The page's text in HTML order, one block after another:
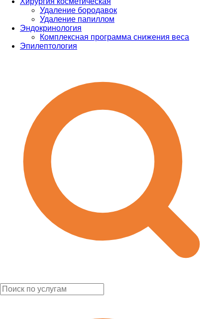
Удаление бородавок
Удаление папиллом
Эндокринология
Комплексная программа снижения веса
Эпилептология